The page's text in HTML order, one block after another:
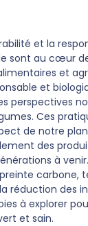
et la
sont au cœur
et
et
perspectives
Ces
de notre
des
à
carbone,
réduction des
à explorer
et sain.